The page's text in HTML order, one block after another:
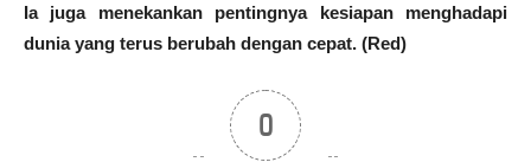
Ia juga menekankan pentingnya kesiapan menghadapi
dunia yang terus berubah dengan cepat. (Red)
0